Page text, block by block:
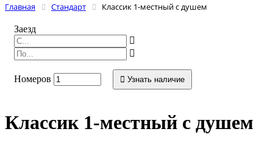
Главная Стандарт Классик 1-местный с душем
Заезд
Номеров Узнать наличие
Классик 1-местный с душем